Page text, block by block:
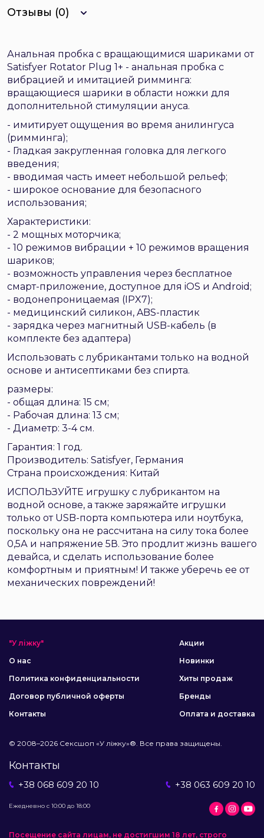
Отзывы (0)
Анальная пробка с вращающимися шариками от
Satisfyer Rotator Plug 1+ - анальная пробка с
вибрацией и имитацией римминга:
вращающиеся шарики в области ножки для
дополнительной стимуляции ануса.
- имитирует ощущения во время анилингуса
(римминга);
- Гладкая закругленная головка для легкого
введения;
- вводимая часть имеет небольшой рельеф;
- широкое основание для безопасного
использования;
Характеристики:
- 2 мощных моторчика;
- 10 режимов вибрации + 10 режимов вращения
шариков;
- возможность управления через бесплатное
смарт-приложение, доступное для iOS и Android;
- водонепроницаемая (IPX7);
- медицинский силикон, ABS-пластик
- зарядка через магнитный USB-кабель (в
комплекте без адаптера)
Использовать с лубрикантами только на водной
основе и антисептиками без спирта.
размеры:
- общая длина: 15 см;
- Рабочая длина: 13 см;
- Диаметр: 3-4 см.
Гарантия: 1 год.
Производитель: Satisfyer, Германия
Страна происхождения: Китай
ИСПОЛЬЗУЙТЕ игрушку с лубрикантом на
водной основе, а также заряжайте игрушки
только от USB-порта компьютера или ноутбука,
поскольку она не рассчитана на силу тока более
0,5А и напряжение 5В. Это продлит жизнь вашего
девайса, и сделать использование более
комфортным и приятным! И также уберечь ее от
механических повреждений!
"У ліжку"
О нас
Политика конфиденциальности
Договор публичной оферты
Контакты
Акции
Новинки
Хиты продаж
Бренды
Оплата и доставка
© 2008–2026 Сексшоп «У ліжку»®. Все права защищены.
Контакты
+38 068 609 20 10 +38 063 609 20 10
Ежедневно с 10:00 до 18:00
Посещение сайта лицам, не достигшим 18 лет, строго